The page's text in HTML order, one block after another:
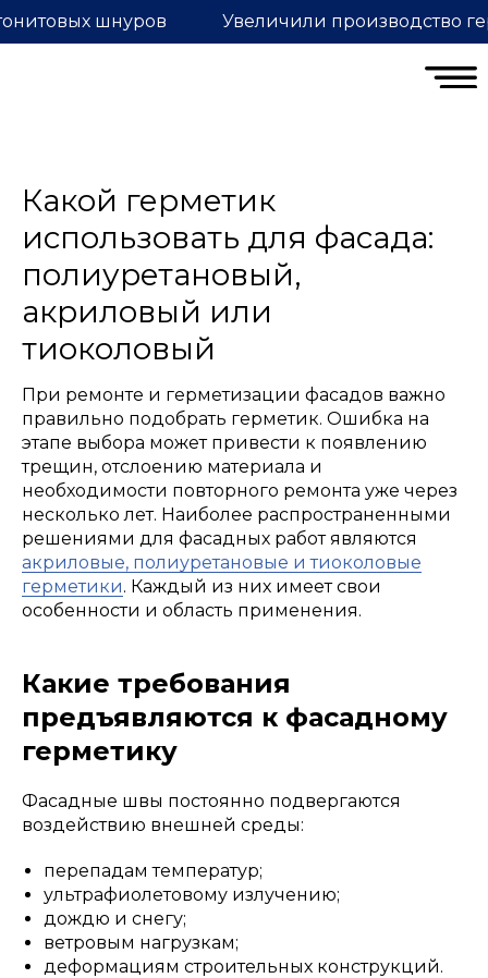
Увеличили производство
шнуров
Какой герметик
использовать для фасада:
полиуретановый,
акриловый или
тиоколовый
При ремонте и герметизации фасадов важно
правильно подобрать герметик. Ошибка на
этапе выбора может привести к появлению
трещин, отслоению материала и
необходимости повторного ремонта уже через
несколько лет. Наиболее распространенными
решениями для фасадных работ являются
акриловые, полиуретановые и тиоколовые
герметики. Каждый из них имеет свои
особенности и область применения.
Какие требования
предъявляются к фасадному
герметику
Фасадные швы постоянно подвергаются
воздействию внешней среды:
перепадам температур;
ультрафиолетовому излучению;
дождю и снегу;
ветровым нагрузкам;
деформациям строительных конструкций.